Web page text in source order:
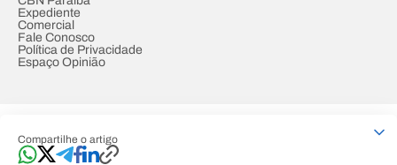
Compartilhe o artigo
Expediente
Comercial
Fale Conosco
Política de Privacidade
Espaço Opinião
Developed by Designed by